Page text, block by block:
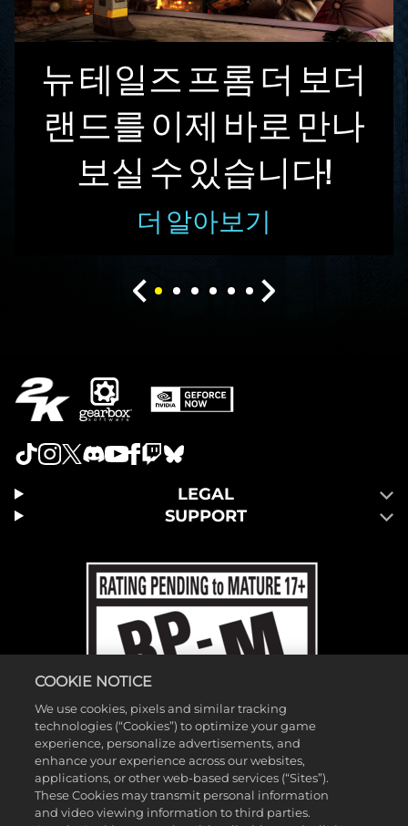
뉴 테일즈 프롬 더 보더
랜드를 이제 바로 만나
보실 수 있습니다!
더 알아보기
LEGAL
SUPPORT
COOKIE NOTICE
We use cookies, pixels and similar tracking
technologies (“Cookies”) to optimize your game
experience, personalize advertisements, and
enhance your experience across our websites,
applications, or other web-based services (“Sites”).
These Cookies may transmit personal information
and video viewing information to third parties.